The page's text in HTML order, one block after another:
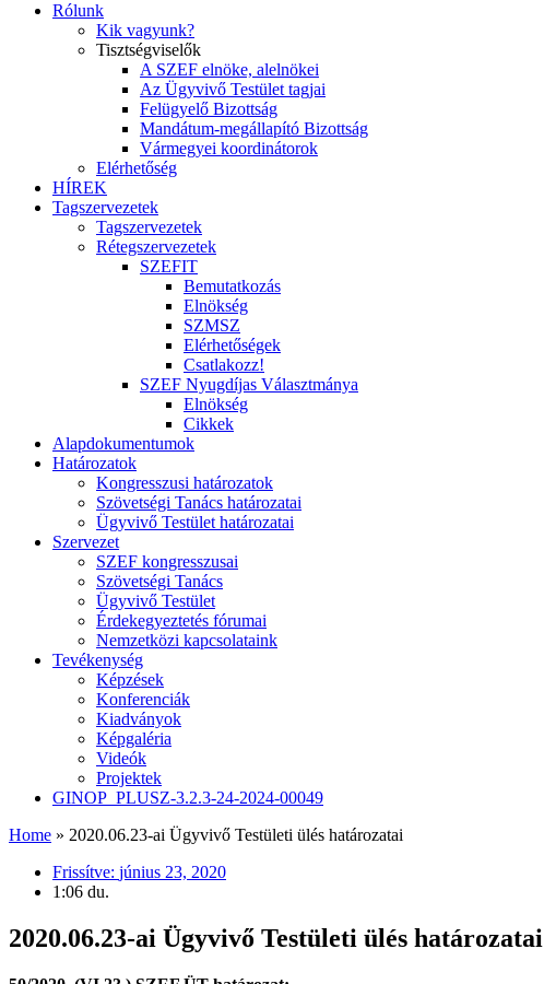
Rólunk
Kik vagyunk?
Tisztségviselők
A SZEF elnöke, alelnökei
Az Ügyvivő Testület tagjai
Felügyelő Bizottság
Mandátum-megállapító Bizottság
Vármegyei koordinátorok
Elérhetőség
HÍREK
Tagszervezetek
Tagszervezetek
Rétegszervezetek
SZEFIT
Bemutatkozás
Elnökség
SZMSZ
Elérhetőségek
Csatlakozz!
SZEF Nyugdíjas Választmánya
Elnökség
Cikkek
Alapdokumentumok
Határozatok
Kongresszusi határozatok
Szövetségi Tanács határozatai
Ügyvivő Testület határozatai
Szervezet
SZEF kongresszusai
Szövetségi Tanács
Ügyvivő Testület
Érdekegyeztetés fórumai
Nemzetközi kapcsolataink
Tevékenység
Képzések
Konferenciák
Kiadványok
Képgaléria
Videók
Projektek
GINOP_PLUSZ-3.2.3-24-2024-00049
Home » 2020.06.23-ai Ügyvivő Testületi ülés határozatai
Frissítve: június 23, 2020
1:06 du.
2020.06.23-ai Ügyvivő Testületi ülés határozatai